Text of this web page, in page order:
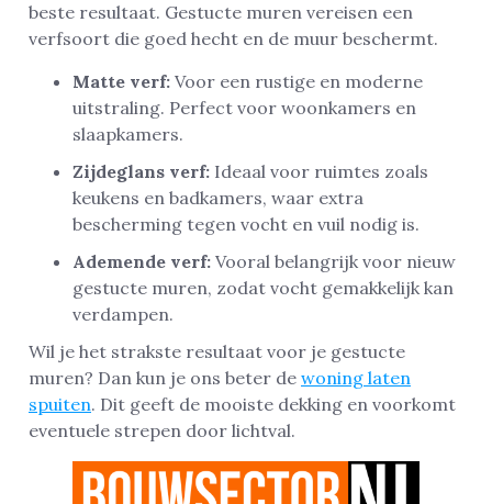
beste resultaat. Gestucte muren vereisen een
verfsoort die goed hecht en de muur beschermt.
Matte verf: Voor een rustige en moderne
uitstraling. Perfect voor woonkamers en
slaapkamers.
Zijdeglans verf: Ideaal voor ruimtes zoals
keukens en badkamers, waar extra
bescherming tegen vocht en vuil nodig is.
Ademende verf: Vooral belangrijk voor nieuw
gestucte muren, zodat vocht gemakkelijk kan
verdampen.
Wil je het strakste resultaat voor je gestucte
muren? Dan kun je ons beter de woning laten
spuiten. Dit geeft de mooiste dekking en voorkomt
eventuele strepen door lichtval.